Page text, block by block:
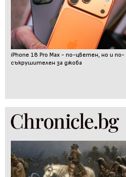
iPhone 18 Pro Max - по-цветен, но и по-
съкрушителен за джоба